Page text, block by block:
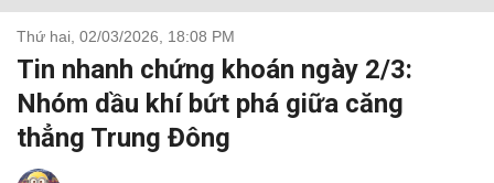
Thứ hai, 02/03/2026, 18:08 PM
Tin nhanh chứng khoán ngày 2/3:
Nhóm dầu khí bứt phá giữa căng
thẳng Trung Đông